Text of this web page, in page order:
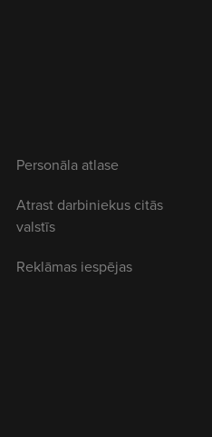
Personāla atlase
Atrast darbiniekus citās
valstīs
Reklāmas iespējas